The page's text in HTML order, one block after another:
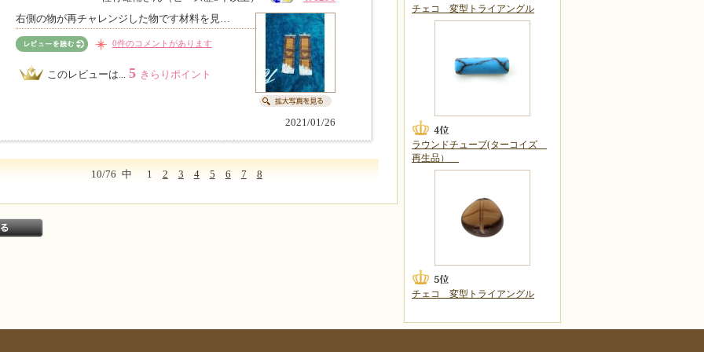
右側の物が再チャレンジした物です材料を見…
0件のコメントがあります
このレビューは... 5 きらりポイント
2021/01/26
10/76 中 1 2 3 4 5 6 7 8
チェコ 変型トライアングル
ラウンドチューブ(ターコイズ
再生品）
チェコ 変型トライアングル